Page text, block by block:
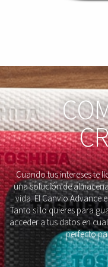
Cuando tus intereses te
una solución de
vida. El Canvio Advance
Tanto si lo quieres para
acceder a tus datos en
perfecto